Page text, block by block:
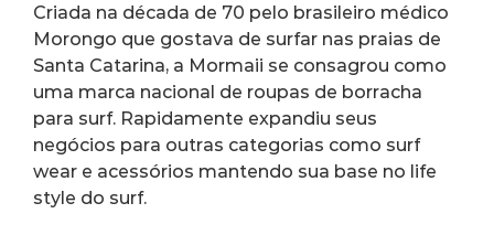
Criada na década de 70 pelo brasileiro médico
Morongo que gostava de surfar nas praias de
Santa Catarina, a Mormaii se consagrou como
uma marca nacional de roupas de borracha
para surf. Rapidamente expandiu seus
negócios para outras categorias como surf
wear e acessórios mantendo sua base no life
style do surf.